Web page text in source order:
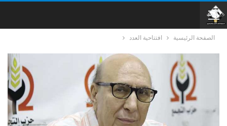
الصفحة الرئيسية افتتاحية العدد